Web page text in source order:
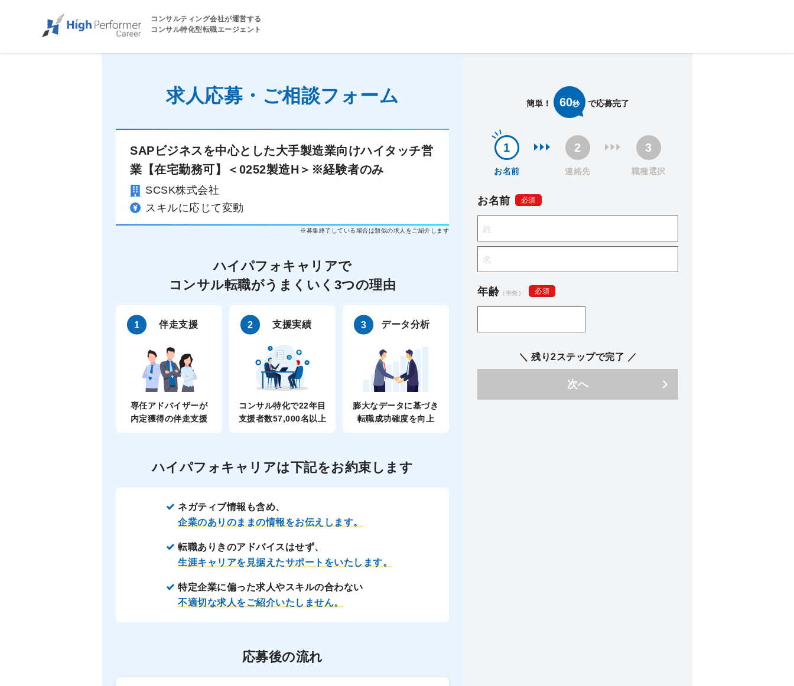
コンサルティング会社が運営する
コンサル特化型転職エージェント
求人応募・ご相談フォーム
SAPビジネスを中心とした大手製造業向けハイタッチ営
業【在宅勤務可】＜0252製造H＞※経験者のみ
SCSK株式会社
スキルに応じて変動
※募集終了している場合は類似の求人をご紹介します
ハイパフォキャリアで
コンサル転職がうまくいく3つの理由
伴走支援
専任アドバイザーが
内定獲得の伴走支援
支援実績
コンサル特化で22年目
支援者数57,000名以上
データ分析
膨大なデータに基づき
転職成功確度を向上
ハイパフォキャリアは下記をお約束します
ネガティブ情報も含め、
企業のありのままの情報をお伝えします。
転職ありきのアドバイスはせず、
生涯キャリアを見据えたサポートをいたします。
特定企業に偏った求人やスキルの合わない
不適切な求人をご紹介いたしません。
応募後の流れ
簡単！ 60秒 で応募完了
お名前 連絡先 職種選択
お名前 必須
年齢（半角） 必須
＼ 残り2ステップで完了 ／
次へ